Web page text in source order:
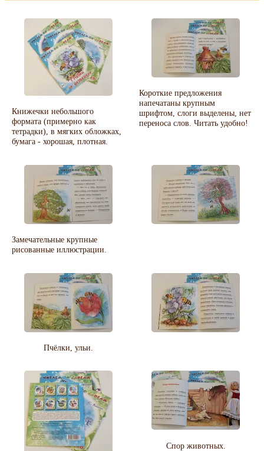
Книжечки небольшого
формата (примерно как
тетрадки), в мягких обложках,
бумага - хорошая, плотная.
Короткие предложения
напечатаны крупным
шрифтом, слоги выделены, нет
переноса слов. Читать удобно!
Замечательные крупные
рисованные иллюстрации.
Пчёлки, ульи.
Спор животных.